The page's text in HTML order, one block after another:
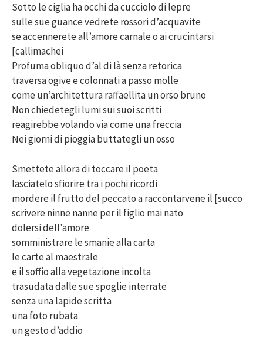
Sotto le ciglia ha occhi da cucciolo di lepre
sulle sue guance vedrete rossori d’acquavite
se accennerete all’amore carnale o ai crucintarsi
[callimachei
Profuma obliquo d’al di là senza retorica
traversa ogive e colonnati a passo molle
come un’architettura raffaellita un orso bruno
Non chiedetegli lumi sui suoi scritti
reagirebbe volando via come una freccia
Nei giorni di pioggia buttategli un osso
Smettete allora di toccare il poeta
lasciatelo sfiorire tra i pochi ricordi
mordere il frutto del peccato a raccontarvene il [succo
scrivere ninne nanne per il figlio mai nato
dolersi dell’amore
somministrare le smanie alla carta
le carte al maestrale
e il soffio alla vegetazione incolta
trasudata dalle sue spoglie interrate
senza una lapide scritta
una foto rubata
un gesto d’addio